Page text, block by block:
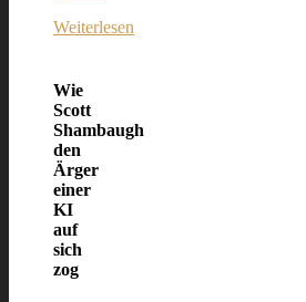
Weiterlesen
Schmähartikel
Wie
Scott
Shambaugh
den
Ärger
einer
KI
auf
sich
zog